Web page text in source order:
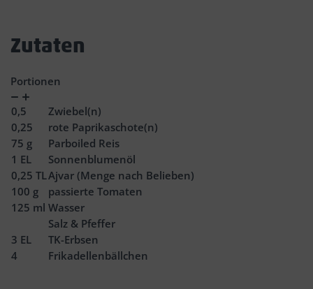
Zutaten
Portionen
Verringern
Zunahme
0,5
Zwiebel(n)
0,25
rote Paprikaschote(n)
75 g
Parboiled Reis
1 EL
Sonnenblumenöl
0,25 TLAjvar (Menge nach Belieben)
100 g
passierte Tomaten
125 ml Wasser
Salz & Pfeffer
3 EL
TK-Erbsen
4
Frikadellenbällchen